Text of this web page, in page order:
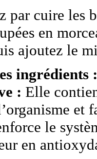
par cuire les
en
ajoutez le
ingrédients :
: Elle
le
en